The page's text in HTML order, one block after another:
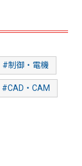
#制御・電機
#CAD・CAM